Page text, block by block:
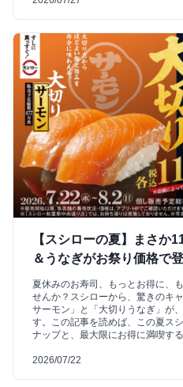
【スシローの夏】まさか
＆うなぎがお祭り価格で登
夏休みのお寿司、もっとお得に、
せんか？スシローから、驚きのキ
サーモン」と「大切りうなぎ」が
す。この記事を読めば、この夏ス
ナップと、最大限にお得に満喫す
2026/07/22